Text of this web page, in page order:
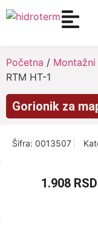
Početna /
RTM HT-1
Gorionik za
Šifra: 0013507
1.908 RSD